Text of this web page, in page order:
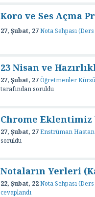
Koro ve Ses Açma
27, Şubat, 27Nota Sehpası
23 Nisan ve
27, Şubat, 27Öğretmenler
tarafından soruldu
Chrome Eklentimiz
27, Şubat, 27Enstrüman
soruldu
Notaların Yerleri
22, Şubat, 22Nota Sehpası
cevaplandı